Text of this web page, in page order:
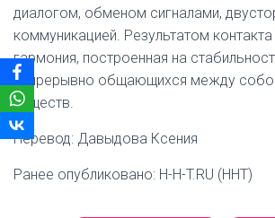
диалогом, обменом сигналами,
коммуникацией. Результатом контакта
гармония, построенная на
непрерывно общающихся между
существ.
Перевод: Давыдова Ксения
Ранее опубликовано: H-H-T.RU (HHT)